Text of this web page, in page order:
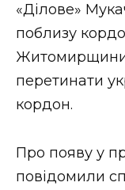
Втрачений
НОВИНИ
«Ділове»
поблизу
Житомирщини,
перетинати
кордон.
Про появу у
повідомили